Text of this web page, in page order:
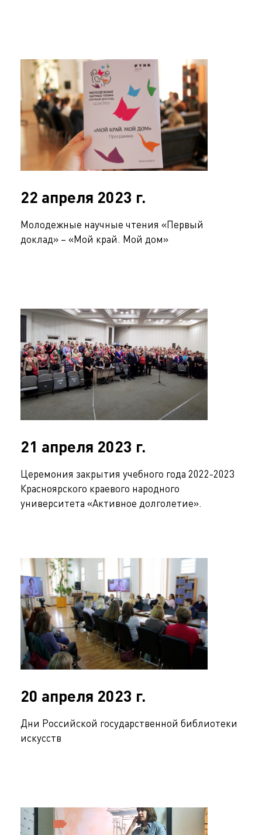
22 апреля 2023 г.
Молодежные научные чтения «Первый
доклад» – «Мой край. Мой дом»
21 апреля 2023 г.
Церемония закрытия учебного года 2022-2023
Красноярского краевого народного
университета «Активное долголетие».
20 апреля 2023 г.
Дни Российской государственной библиотеки
искусств